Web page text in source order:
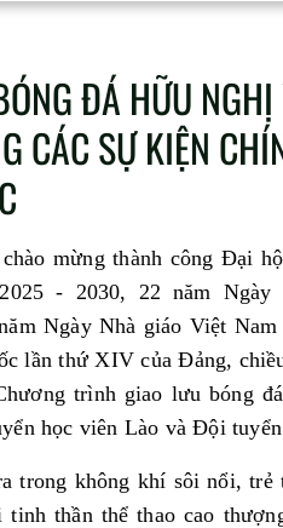
ĐÁ HỮU
CÁC SỰ KIỆN
mừng thành công Đại
- 2030, 22 năm Ngày
Ngày Nhà giáo Việt
lần thứ XIV của Đảng,
trình giao lưu bóng
học viên Lào và Đội
trong không khí sôi nổi,
thần thể thao cao